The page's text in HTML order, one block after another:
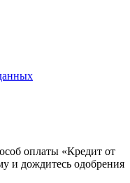
оплаты «Кредит от
и дождитесь одобрения